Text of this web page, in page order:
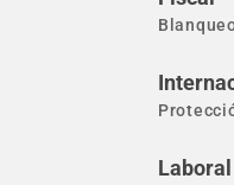
Laboral